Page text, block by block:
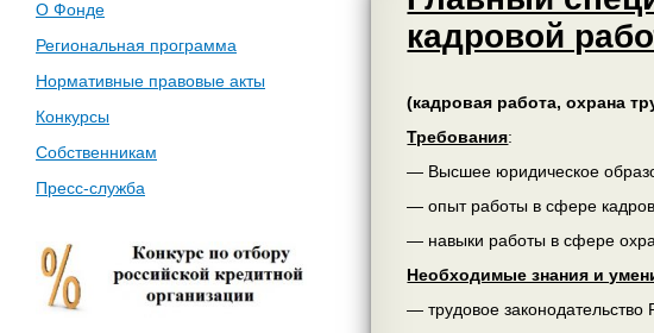
О Фонде
Региональная программа
Нормативные правовые акты
Конкурсы
Собственникам
Пресс-служба
кадровой
(кадровая работа, охрана
Требования:
— Высшее юридическое
— опыт работы в сфере
— навыки работы в сфере
Необходимые знания и
— трудовое